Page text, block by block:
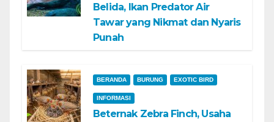
Belida, Ikan Predator Air
Tawar yang Nikmat dan Nyaris
Punah
BERANDA BURUNG EXOTIC BIRD
INFORMASI
Beternak Zebra Finch, Usaha